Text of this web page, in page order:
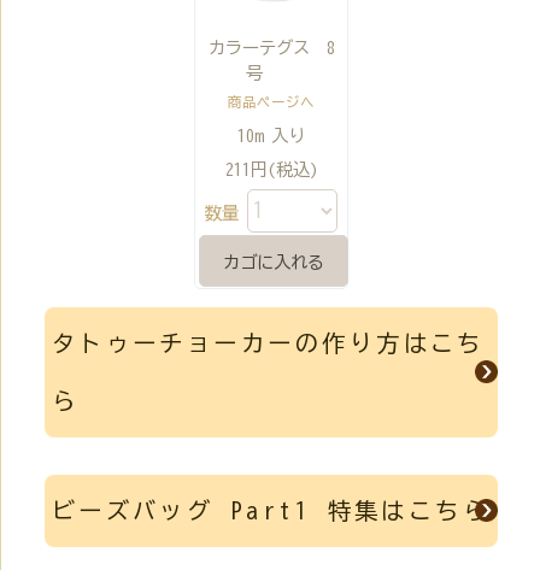
カラーテグス 8
号
商品ページへ
10m 入り
211円(税込)
数量
タトゥーチョーカーの作り方はこち
ら
ビーズバッグ Part1 特集はこちら